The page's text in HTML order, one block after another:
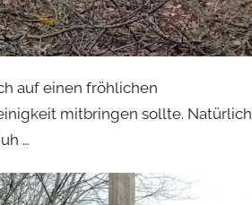
auf einen fröhlichen
mitbringen sollte. Natürlich
…